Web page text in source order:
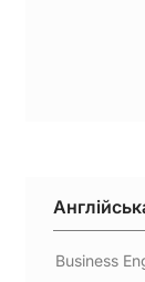
Business